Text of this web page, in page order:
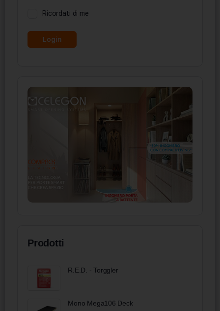
Ricordati di me
Prodotti
R.E.D. - Torggler
Mono Mega106 Deck